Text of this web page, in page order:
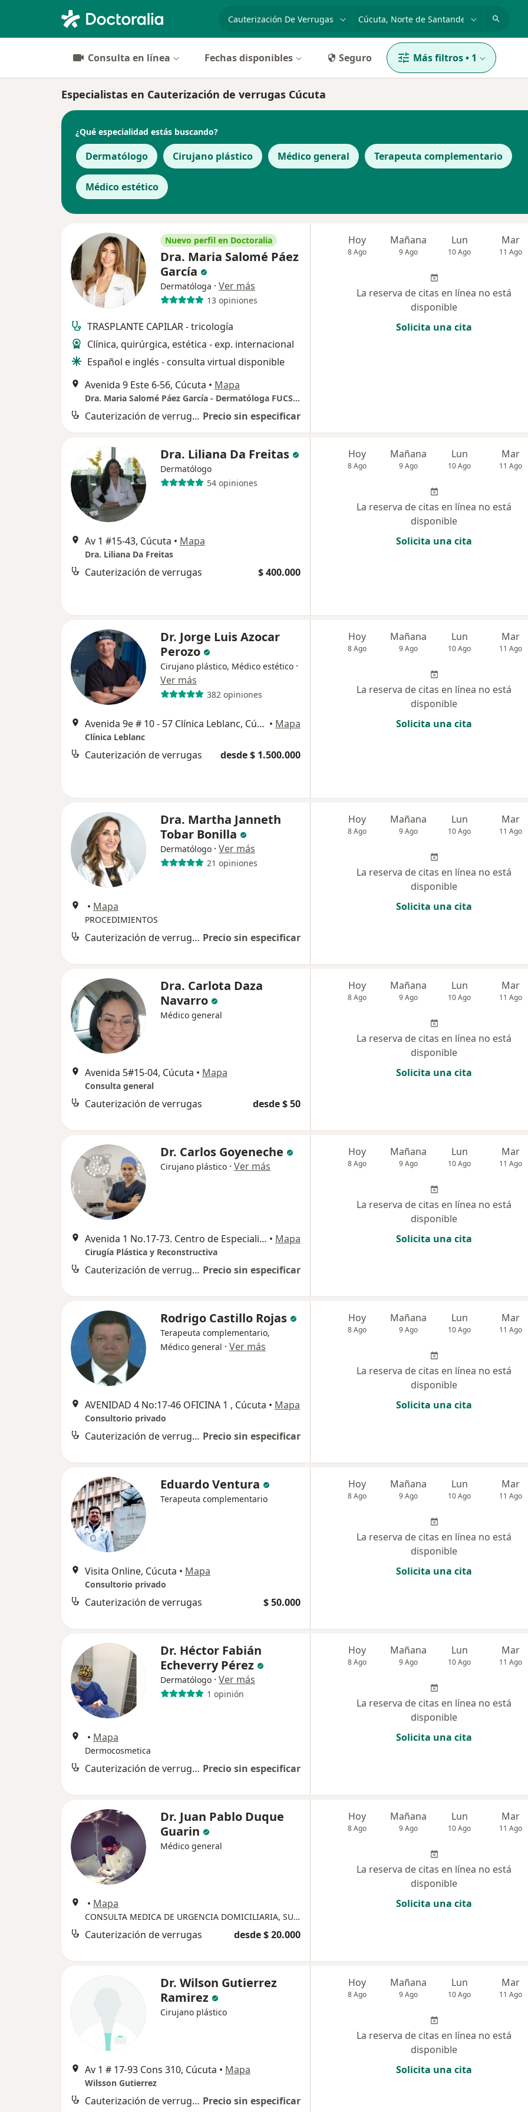
especialidad, enfermedad o nombrep. ej. Bogotá
Consulta en línea Fechas disponibles Seguro Más filtros• 1
Especialistas en Cauterización de verrugas Cúcuta
¿Qué especialidad estás buscando?
Dermatólogo Cirujano plástico Médico general Terapeuta complementario
Médico estético
Nuevo perfil en Doctoralia
Dra. Maria Salomé Páez
García
Dermatóloga · Ver más
13 opiniones
TRASPLANTE CAPILAR - tricología
Clínica, quirúrgica, estética - exp. internacional
Español e inglés - consulta virtual disponible
Avenida 9 Este 6-56, Cúcuta • Mapa
Dra. Maria Salomé Páez García - Dermatóloga FUCS- MD Javeriana, Clínica - cirugía - estetica -tricologa - trasplante capilar
Cauterización de verrugas Precio sin especificar
Hoy
8 Ago
Mañana
9 Ago
Lun
10 Ago
Mar
11 Ago
La reserva de citas en línea no está
disponible
Solicita una cita
Dra. Liliana Da Freitas
Dermatólogo
54 opiniones
Av 1 #15-43, Cúcuta • Mapa
Dra. Liliana Da Freitas
Cauterización de verrugas $ 400.000
Hoy
8 Ago
Mañana
9 Ago
Lun
10 Ago
Mar
11 Ago
La reserva de citas en línea no está
disponible
Solicita una cita
Dr. Jorge Luis Azocar
Perozo
Cirujano plástico, Médico estético ·
Ver más
382 opiniones
Avenida 9e # 10 - 57 Clínica Leblanc, Cúcuta • Mapa
Clínica Leblanc
Cauterización de verrugas desde $ 1.500.000
Hoy
8 Ago
Mañana
9 Ago
Lun
10 Ago
Mar
11 Ago
La reserva de citas en línea no está
disponible
Solicita una cita
Dra. Martha Janneth
Tobar Bonilla
Dermatólogo · Ver más
21 opiniones
• Mapa
PROCEDIMIENTOS
Cauterización de verrugas Precio sin especificar
Hoy
8 Ago
Mañana
9 Ago
Lun
10 Ago
Mar
11 Ago
La reserva de citas en línea no está
disponible
Solicita una cita
Dra. Carlota Daza
Navarro
Médico general
Avenida 5#15-04, Cúcuta • Mapa
Consulta general
Cauterización de verrugas desde $ 50
Hoy
8 Ago
Mañana
9 Ago
Lun
10 Ago
Mar
11 Ago
La reserva de citas en línea no está
disponible
Solicita una cita
Dr. Carlos Goyeneche
Cirujano plástico · Ver más
Avenida 1 No.17-73. Centro de Especialistas Vitta. Consultorio 905, Cúcuta • Mapa
Cirugía Plástica y Reconstructiva
Cauterización de verrugas Precio sin especificar
Hoy
8 Ago
Mañana
9 Ago
Lun
10 Ago
Mar
11 Ago
La reserva de citas en línea no está
disponible
Solicita una cita
Rodrigo Castillo Rojas
Terapeuta complementario,
Médico general · Ver más
AVENIDAD 4 No:17-46 OFICINA 1 , Cúcuta • Mapa
Consultorio privado
Cauterización de verrugas Precio sin especificar
Hoy
8 Ago
Mañana
9 Ago
Lun
10 Ago
Mar
11 Ago
La reserva de citas en línea no está
disponible
Solicita una cita
Eduardo Ventura
Terapeuta complementario
Visita Online, Cúcuta • Mapa
Consultorio privado
Cauterización de verrugas $ 50.000
Hoy
8 Ago
Mañana
9 Ago
Lun
10 Ago
Mar
11 Ago
La reserva de citas en línea no está
disponible
Solicita una cita
Dr. Héctor Fabián
Echeverry Pérez
Dermatólogo · Ver más
1 opinión
• Mapa
Dermocosmetica
Cauterización de verrugas Precio sin especificar
Hoy
8 Ago
Mañana
9 Ago
Lun
10 Ago
Mar
11 Ago
La reserva de citas en línea no está
disponible
Solicita una cita
Dr. Juan Pablo Duque
Guarin
Médico general
• Mapa
CONSULTA MEDICA DE URGENCIA DOMICILIARIA, SUTURAS, CAMBIO DE SONDAS, LECTURA DE PARACLINICO , ORDENES MEDICAS
Cauterización de verrugas desde $ 20.000
Hoy
8 Ago
Mañana
9 Ago
Lun
10 Ago
Mar
11 Ago
La reserva de citas en línea no está
disponible
Solicita una cita
Dr. Wilson Gutierrez
Ramirez
Cirujano plástico
Av 1 # 17-93 Cons 310, Cúcuta • Mapa
Wilsson Gutierrez
Cauterización de verrugas Precio sin especificar
Hoy
8 Ago
Mañana
9 Ago
Lun
10 Ago
Mar
11 Ago
La reserva de citas en línea no está
disponible
Solicita una cita